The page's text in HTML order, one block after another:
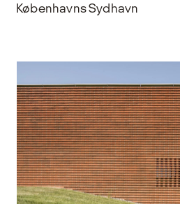
Københavns Sydhavn